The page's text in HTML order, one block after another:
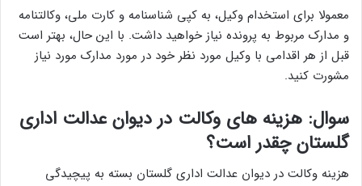
معمولا برای استخدام وکیل، به کپی شناسنامه و کارت ملی، وکالتنامه
و مدارک مربوط به پرونده نیاز خواهید داشت. با این حال، بهتر است
قبل از هر اقدامی با وکیل مورد نظر خود در مورد مدارک مورد نیاز
مشورت کنید.
سوال: هزینه های وکالت در دیوان عدالت اداری
گلستان چقدر است؟
هزینه وکالت در دیوان عدالت اداری گلستان بسته به پیچیدگی